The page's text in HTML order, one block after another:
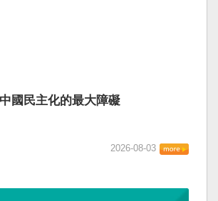
國民主化的最大障礙
2026-08-03